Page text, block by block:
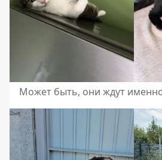
Может быть, они ждут